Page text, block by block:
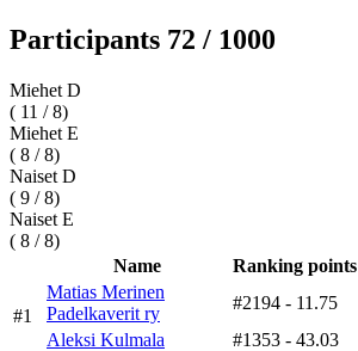
Participants 72 / 1000
Miehet D
( 11 / 8)
Miehet E
( 8 / 8)
Naiset D
( 9 / 8)
Naiset E
( 8 / 8)
Name
Ranking points
#1
Matias Merinen
Padelkaverit ry
#2194 - 11.75
Aleksi Kulmala
#1353 - 43.03